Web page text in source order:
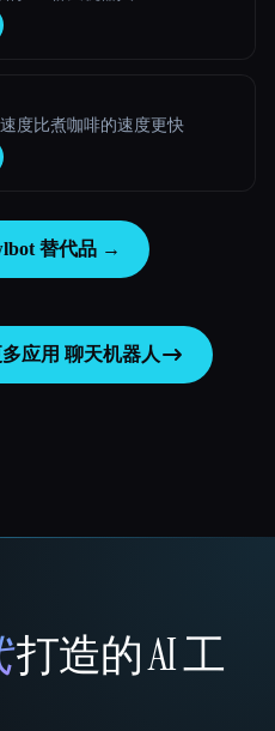
度比煮咖啡的速度更快
替代品 →
应用 聊天机器人
打造的 AI 工